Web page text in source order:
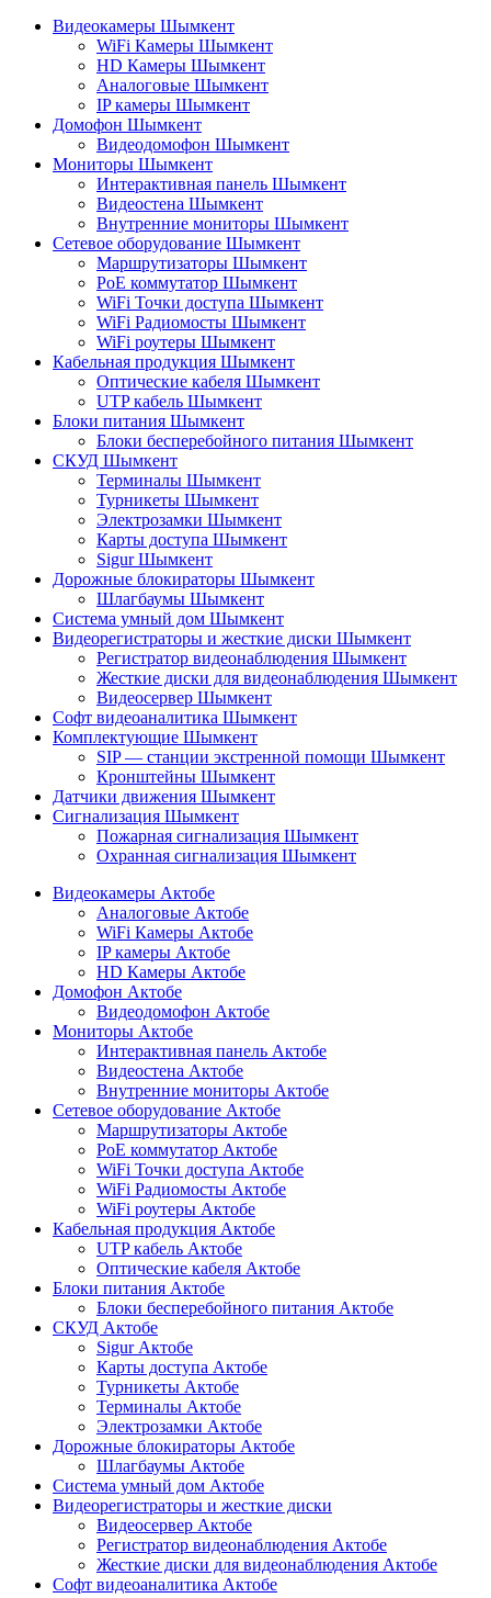
Видеокамеры Шымкент
WiFi Камеры Шымкент
HD Камеры Шымкент
Аналоговые Шымкент
IP камеры Шымкент
Домофон Шымкент
Видеодомофон Шымкент
Мониторы Шымкент
Интерактивная панель Шымкент
Видеостена Шымкент
Внутренние мониторы Шымкент
Сетевое оборудование Шымкент
Маршрутизаторы Шымкент
PoE коммутатор Шымкент
WiFi Точки доступа Шымкент
WiFi Радиомосты Шымкент
WiFi роутеры Шымкент
Кабельная продукция Шымкент
Оптические кабеля Шымкент
UTP кабель Шымкент
Блоки питания Шымкент
Блоки бесперебойного питания Шымкент
СКУД Шымкент
Терминалы Шымкент
Турникеты Шымкент
Электрозамки Шымкент
Карты доступа Шымкент
Sigur Шымкент
Дорожные блокираторы Шымкент
Шлагбаумы Шымкент
Система умный дом Шымкент
Видеорегистраторы и жесткие диски Шымкент
Регистратор видеонаблюдения Шымкент
Жесткие диски для видеонаблюдения Шымкент
Видеосервер Шымкент
Софт видеоаналитика Шымкент
Комплектующие Шымкент
SIP — станции экстренной помощи Шымкент
Кронштейны Шымкент
Датчики движения Шымкент
Сигнализация Шымкент
Пожарная сигнализация Шымкент
Охранная сигнализация Шымкент
Видеокамеры Актобе
Аналоговые Актобе
WiFi Камеры Актобе
IP камеры Актобе
HD Камеры Актобе
Домофон Актобе
Видеодомофон Актобе
Мониторы Актобе
Интерактивная панель Актобе
Видеостена Актобе
Внутренние мониторы Актобе
Сетевое оборудование Актобе
Маршрутизаторы Актобе
PoE коммутатор Актобе
WiFi Точки доступа Актобе
WiFi Радиомосты Актобе
WiFi роутеры Актобе
Кабельная продукция Актобе
UTP кабель Актобе
Оптические кабеля Актобе
Блоки питания Актобе
Блоки бесперебойного питания Актобе
СКУД Актобе
Sigur Актобе
Карты доступа Актобе
Турникеты Актобе
Терминалы Актобе
Электрозамки Актобе
Дорожные блокираторы Актобе
Шлагбаумы Актобе
Система умный дом Актобе
Видеорегистраторы и жесткие диски
Видеосервер Актобе
Регистратор видеонаблюдения Актобе
Жесткие диски для видеонаблюдения Актобе
Софт видеоаналитика Актобе